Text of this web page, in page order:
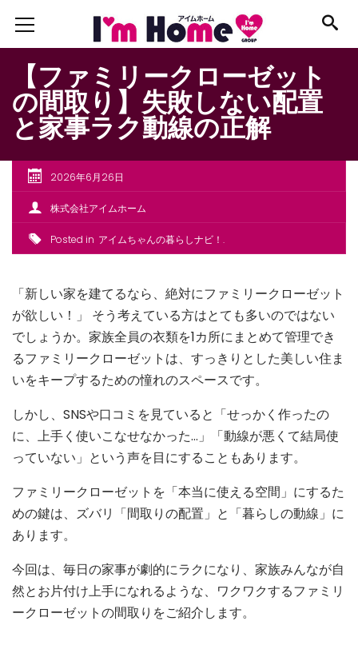
【ファミリークローゼット
の間取り】失敗しない配置
と家事ラク動線の正解
2026年6月26日
株式会社アイムホーム
Posted in アイムちゃんの暮らしナビ！
「新しい家を建てるなら、絶対にファミリークローゼット
が欲しい！」 そう考えている方はとても多いのではない
でしょうか。家族全員の衣類を1カ所にまとめて管理でき
るファミリークローゼットは、すっきりとした美しい住ま
いをキープするための憧れのスペースです。
しかし、SNSや口コミを見ていると「せっかく作ったの
に、上手く使いこなせなかった…」「動線が悪くて結局使
っていない」という声を目にすることもあります。
ファミリークローゼットを「本当に使える空間」にするた
めの鍵は、ズバリ「間取りの配置」と「暮らしの動線」に
あります。
今回は、毎日の家事が劇的にラクになり、家族みんなが自
然とお片付け上手になれるような、ワクワクするファミリ
ークローゼットの間取りをご紹介します。